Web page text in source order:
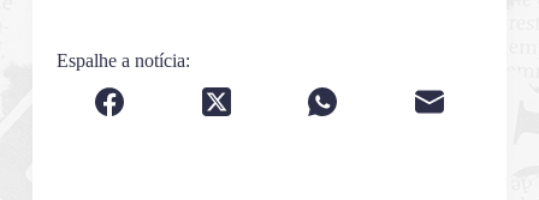
Espalhe a notícia: